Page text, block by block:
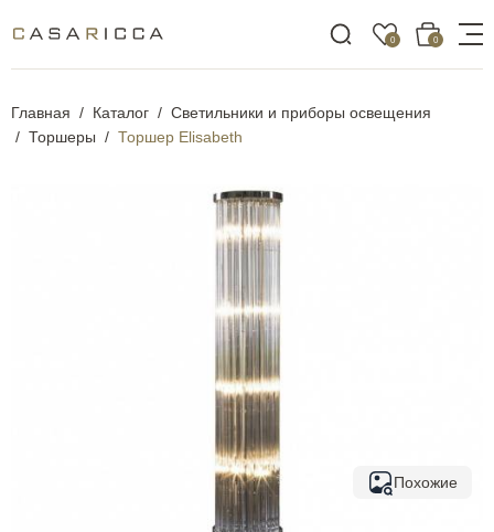
0 0
Главная Каталог
Светильники и приборы освещения
Торшеры
Торшер Elisabeth
Похожие